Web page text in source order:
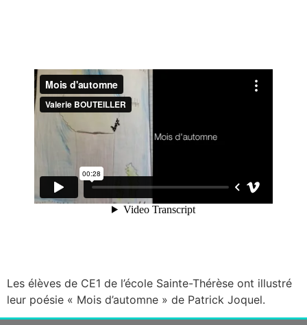
Les élèves de CE1 de l’école Sainte-Thérèse ont illustré
leur poésie « Mois d’automne » de Patrick Joquel.